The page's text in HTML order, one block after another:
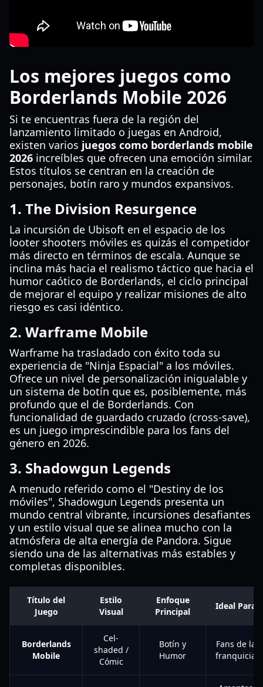
Los mejores juegos como
Borderlands Mobile 2026
Si te encuentras fuera de la región del
lanzamiento limitado o juegas en Android,
existen varios juegos como borderlands mobile
2026 increíbles que ofrecen una emoción similar.
Estos títulos se centran en la creación de
personajes, botín raro y mundos expansivos.
1. The Division Resurgence
La incursión de Ubisoft en el espacio de los
looter shooters móviles es quizás el competidor
más directo en términos de escala. Aunque se
inclina más hacia el realismo táctico que hacia el
humor caótico de Borderlands, el ciclo principal
de mejorar el equipo y realizar misiones de alto
riesgo es casi idéntico.
2. Warframe Mobile
Warframe ha trasladado con éxito toda su
experiencia de "Ninja Espacial" a los móviles.
Ofrece un nivel de personalización inigualable y
un sistema de botín que es, posiblemente, más
profundo que el de Borderlands. Con
funcionalidad de guardado cruzado (cross-save),
es un juego imprescindible para los fans del
género en 2026.
3. Shadowgun Legends
A menudo referido como el "Destiny de los
móviles", Shadowgun Legends presenta un
mundo central vibrante, incursiones desafiantes
y un estilo visual que se alinea mucho con la
atmósfera de alta energía de Pandora. Sigue
siendo una de las alternativas más estables y
completas disponibles.
Título del
Juego
Estilo
Visual
Enfoque
Principal
Ideal Para
Borderlands
Mobile
Cel-
shaded /
Cómic
Botín y
Humor
Fans de la
franquicia